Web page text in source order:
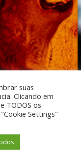
Espacial e
suas
Clicando em
TODOS os
Settings"